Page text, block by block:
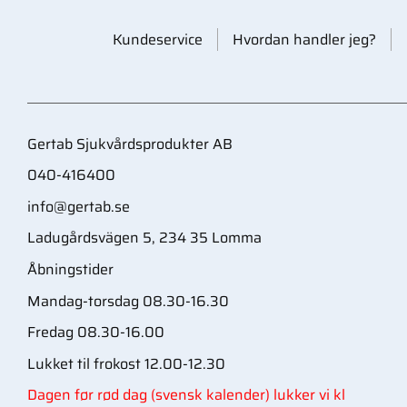
Kundeservice Hvordan handler jeg?
Gertab Sjukvårdsprodukter AB
040-416400
info@gertab.se
Ladugårdsvägen 5, 234 35 Lomma
Åbningstider
Mandag-torsdag 08.30-16.30
Fredag 08.30-16.00
Lukket til frokost 12.00-12.30
Dagen før rød dag (svensk kalender) lukker vi kl